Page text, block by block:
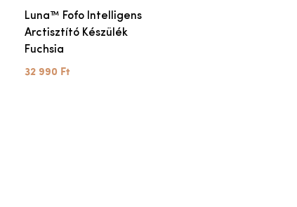
Luna™ Fofo Intelligens
Arctisztító Készülék
Fuchsia
32 990 Ft